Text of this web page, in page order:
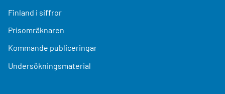
Finland i siffror
Prisomräknaren
Kommande publiceringar
Undersökningsmaterial